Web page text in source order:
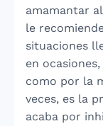
amamantar
le
situaciones
en
como por la
veces, es la
acaba por